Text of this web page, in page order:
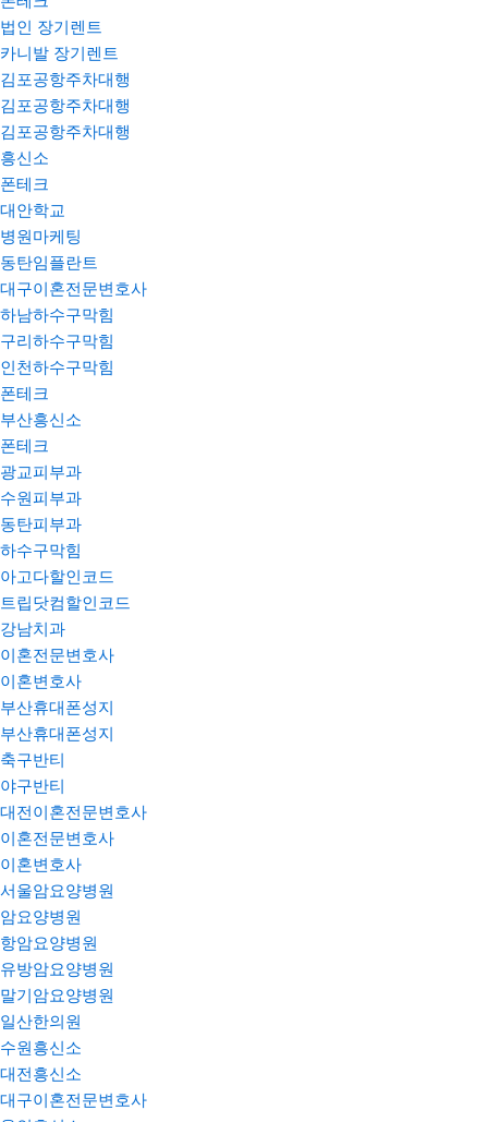
법인 장기렌트
카니발 장기렌트
김포공항주차대행
김포공항주차대행
김포공항주차대행
흥신소
폰테크
대안학교
병원마케팅
동탄임플란트
대구이혼전문변호사
하남하수구막힘
구리하수구막힘
인천하수구막힘
폰테크
부산흥신소
폰테크
광교피부과
수원피부과
동탄피부과
하수구막힘
아고다할인코드
트립닷컴할인코드
강남치과
이혼전문변호사
이혼변호사
부산휴대폰성지
부산휴대폰성지
축구반티
야구반티
대전이혼전문변호사
이혼전문변호사
이혼변호사
서울암요양병원
암요양병원
항암요양병원
유방암요양병원
말기암요양병원
일산한의원
수원흥신소
대전흥신소
대구이혼전문변호사